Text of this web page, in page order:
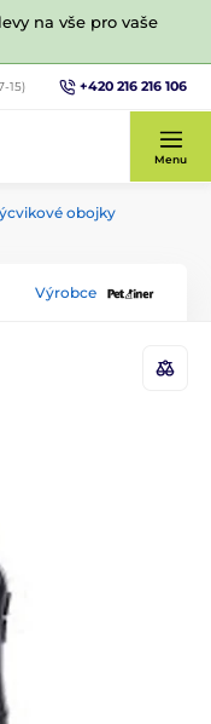
na vše pro vaše
15) +420 216 216 106
Menu
obojky
Výrobce